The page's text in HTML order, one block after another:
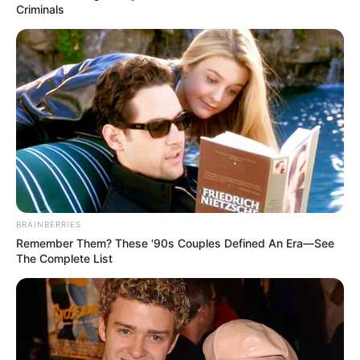
Ehhez képest Ferencz Orsolya szerint május 29-én
már egy 11 679 699 forintos fizetési felszólítás
érkezett Juhos Gáborhoz. A poszt szerint a
dokumentumban az áll: „Felhívom szíves figyelmét
a fenti teljes tartozás 8 napon belül történő
kiegyenlítésére.”
Ez az a pont, ahol a történet túlmutat egy egyszerű
éve tartozás nélküli lakója a háznak, az állítólagos
hátralék pedig néhány hónap alatt keletkezett az új
tulajdonosi helyzet után.
Criminals
BRAINBERRIES
Remember Them? These '90s Couples Defined An Era—See
The Complete List